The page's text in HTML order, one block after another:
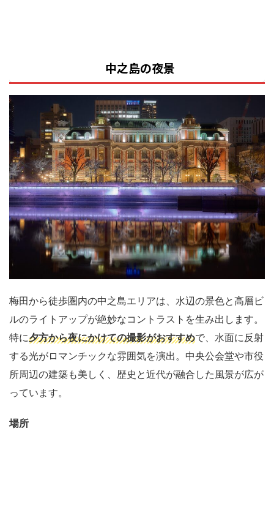
中之島の夜景
梅田から徒歩圏内の中之島エリアは、水辺の景色と高層ビ
ルのライトアップが絶妙なコントラストを生み出します。
特に夕方から夜にかけての撮影がおすすめで、水面に反射
する光がロマンチックな雰囲気を演出。中央公会堂や市役
所周辺の建築も美しく、歴史と近代が融合した風景が広が
っています。
場所